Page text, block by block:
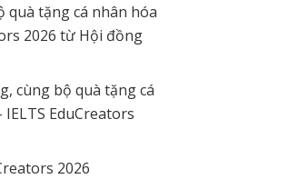
quà tặng cá nhân hóa
2026 từ Hội đồng
cùng bộ quà tặng cá
EduCreators
2026